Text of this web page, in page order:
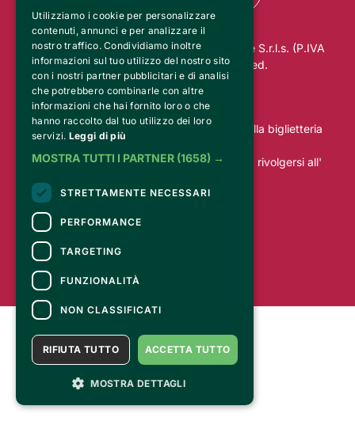
© 2025 RO.MA. UNION Marketing & Trade S.r.l.s. (P.IVA
01813970884). All rights reserved.
CONTATTI
Per informazioni e supporto all'acquisto della biglietteria
Per informazioni sul programma e l'evento, rivolgersi all'
Dichiarazione di accessibilità
Utilizziamo i cookie per personalizzare
contenuti, annunci e per analizzare il
nostro traffico. Condividiamo inoltre
informazioni sul tuo utilizzo del nostro sito
con i nostri partner pubblicitari e di analisi
che potrebbero combinarle con altre
informazioni che hai fornito loro o che
hanno raccolto dal tuo utilizzo dei loro
servizi. Leggi di più
MOSTRA TUTTI I PARTNER (1658) →
STRETTAMENTE NECESSARI
PERFORMANCE
TARGETING
FUNZIONALITÀ
NON CLASSIFICATI
ACCETTA TUTTO
RIFIUTA TUTTO
MOSTRA DETTAGLI